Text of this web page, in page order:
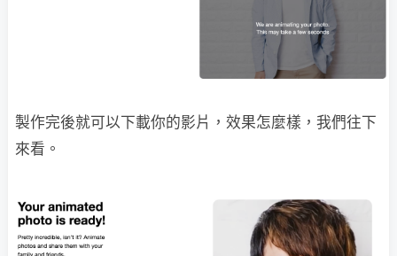
製作完後就可以下載你的影片，效果怎麼樣，我們往下
來看。